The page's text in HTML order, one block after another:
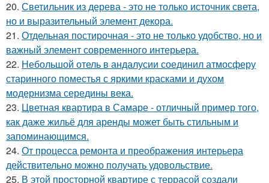
20. Светильник из дерева - это не только источник света,
но и выразительный элемент декора.
21. Отдельная постирочная - это не только удобство, но и
важный элемент современного интерьера.
22. Небольшой отель в андалусии соединил атмосферу
старинного поместья с яркими красками и духом
модернизма середины века.
23. Цветная квартира в Самаре - отличный пример того,
как даже жильё для аренды может быть стильным и
запоминающимся.
24. От процесса ремонта и преображения интерьера
действительно можно получать удовольствие.
25. В этой просторной квартире с террасой создали